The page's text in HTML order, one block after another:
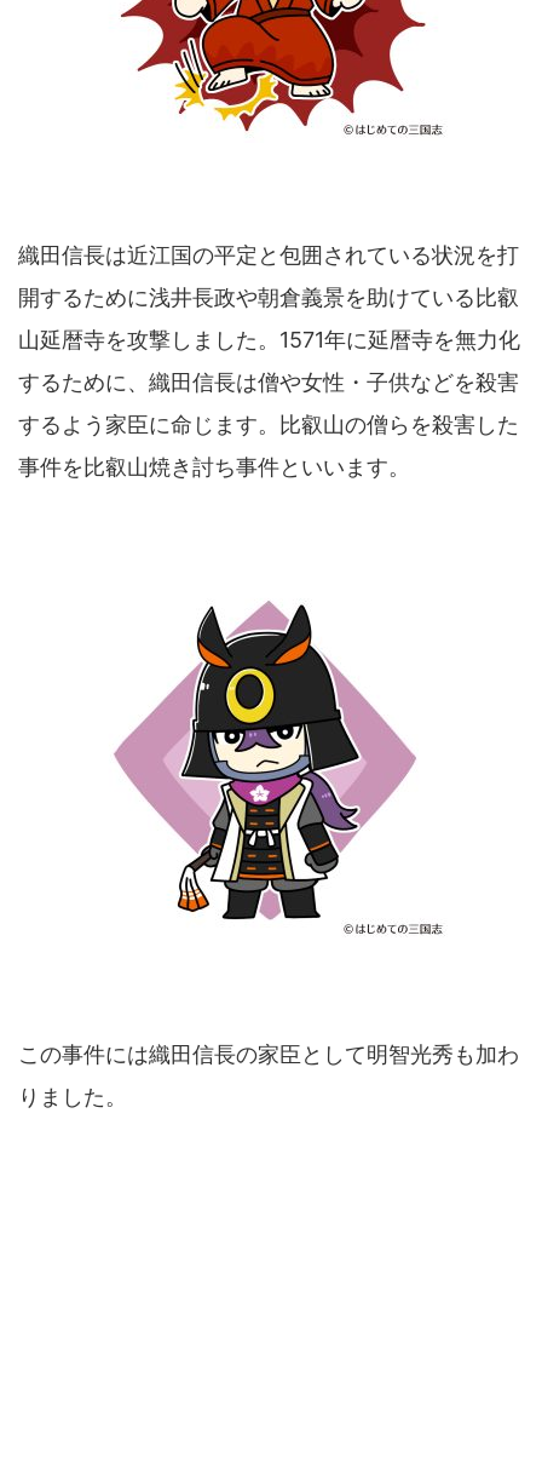
織田信長は近江国の平定と包囲されている状況を打
開するために浅井長政や朝倉義景を助けている比叡
山延暦寺を攻撃しました。1571年に延暦寺を無力化
するために、織田信長は僧や女性・子供などを殺害
するよう家臣に命じます。比叡山の僧らを殺害した
事件を比叡山焼き討ち事件といいます。
この事件には織田信長の家臣として明智光秀も加わ
りました。